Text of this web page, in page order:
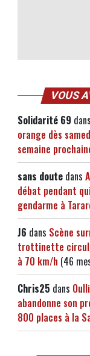
VOUS
Solidarité 69 dans
orange dès
semaine
sans doute dans
débat pendant
gendarme à
J6 dans Scène
trottinette
à 70 km/h (46
Chris25 dans
abandonne son
800 places à la